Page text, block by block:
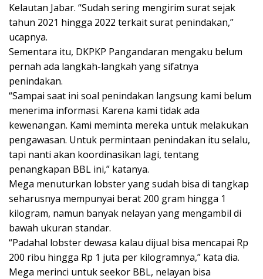
Kelautan Jabar. “Sudah sering mengirim surat sejak
tahun 2021 hingga 2022 terkait surat penindakan,”
ucapnya.
Sementara itu, DKPKP Pangandaran mengaku belum
pernah ada langkah-langkah yang sifatnya
penindakan.
“Sampai saat ini soal penindakan langsung kami belum
menerima informasi. Karena kami tidak ada
kewenangan. Kami meminta mereka untuk melakukan
pengawasan. Untuk permintaan penindakan itu selalu,
tapi nanti akan koordinasikan lagi, tentang
penangkapan BBL ini,” katanya.
Mega menuturkan lobster yang sudah bisa di tangkap
seharusnya mempunyai berat 200 gram hingga 1
kilogram, namun banyak nelayan yang mengambil di
bawah ukuran standar.
“Padahal lobster dewasa kalau dijual bisa mencapai Rp
200 ribu hingga Rp 1 juta per kilogramnya,” kata dia.
Mega merinci untuk seekor BBL, nelayan bisa